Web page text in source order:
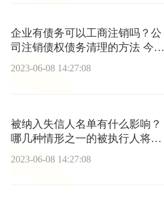
企业有债务可以工商注销吗？公
司注销债权债务清理的方法 今日
报
2023-06-08 14:27:08
被纳入失信人名单有什么影响？
哪几种情形之一的被执行人将被
2023-06-08 14:27:08